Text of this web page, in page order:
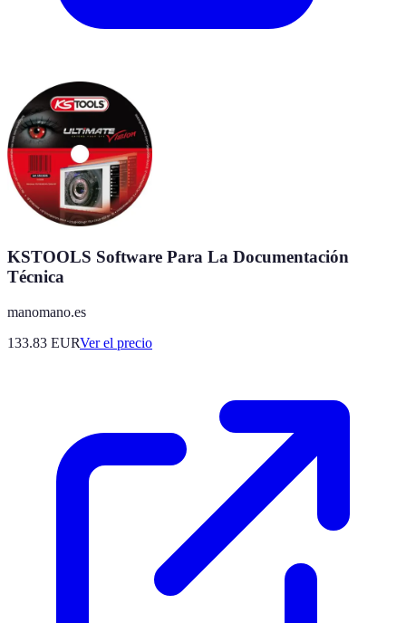
KSTOOLS Software Para La Documentación
Técnica
manomano.es
133.83 EURVer el precio